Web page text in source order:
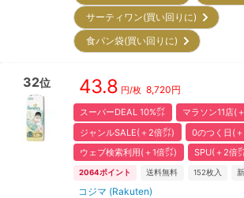
サーティワン(買い回りに)
食パン袋(買い回りに)
32位 43.8 円/枚 8,720円
スーパーDEAL 10%㌽
マラソン11店(
ジャンルSALE(＋2倍㌽)
0のつく日(
ウェブ検索利用(＋1倍㌽)
SPU(＋2倍
2064ポイント 送料無料 152枚入
コジマ (Rakuten)